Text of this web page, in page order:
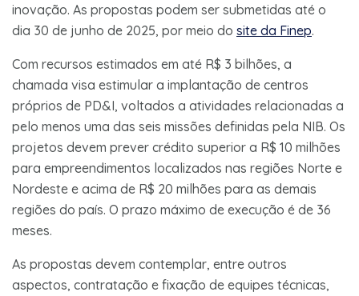
inovação. As propostas podem ser submetidas até o
dia 30 de junho de 2025, por meio do site da Finep.
Com recursos estimados em até R$ 3 bilhões, a
chamada visa estimular a implantação de centros
próprios de PD&I, voltados a atividades relacionadas a
pelo menos uma das seis missões definidas pela NIB. Os
projetos devem prever crédito superior a R$ 10 milhões
para empreendimentos localizados nas regiões Norte e
Nordeste e acima de R$ 20 milhões para as demais
regiões do país. O prazo máximo de execução é de 36
meses.
As propostas devem contemplar, entre outros
aspectos, contratação e fixação de equipes técnicas,